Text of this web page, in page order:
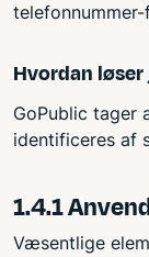
Hvordan
GoPublic tager
identificeres af
1.4.1
Væsentlige